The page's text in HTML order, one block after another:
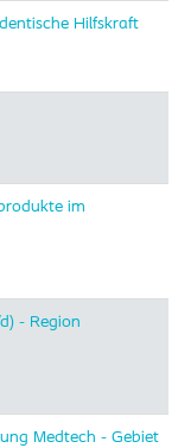
Hilfskraft
im
- Region
Medtech - Gebiet